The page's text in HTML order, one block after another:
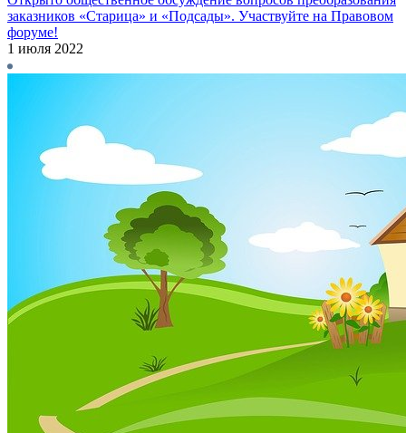
заказников «Старица» и «Подсады». Участвуйте на Правовом
форуме!
1 июля 2022